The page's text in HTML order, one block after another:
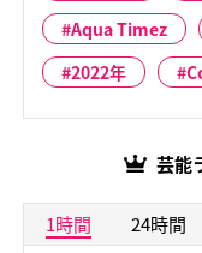
Aqua Timez
2022年
芸能
1時間 24時間